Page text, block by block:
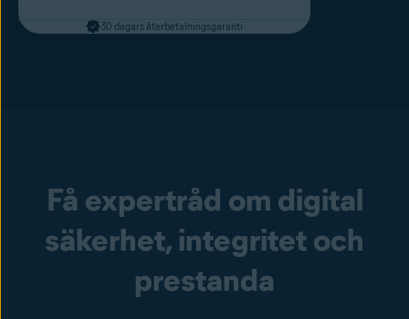
30 dagars återbetalningsgaranti
Få expertråd om digital
säkerhet, integritet och
prestanda